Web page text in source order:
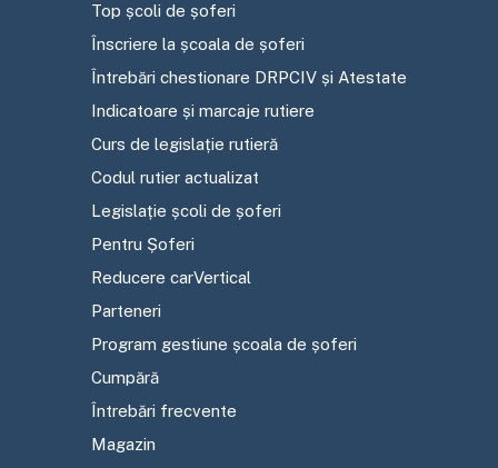
Top școli de șoferi
Înscriere la școala de șoferi
Întrebări chestionare DRPCIV și Atestate
Indicatoare și marcaje rutiere
Curs de legislație rutieră
Codul rutier actualizat
Legislație școli de șoferi
Pentru Șoferi
Reducere carVertical
Parteneri
Program gestiune școala de șoferi
Cumpără
Întrebări frecvente
Magazin